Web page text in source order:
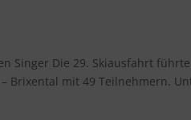
Singer Die 29. Skiausfahrt
Brixental mit 49 Teilnehmern.